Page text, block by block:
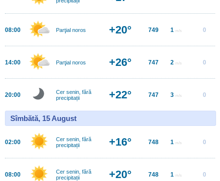
08:00 Parţial noros +20° 749 1 m/s 0
14:00 Parţial noros +26° 747 2 m/s 0
20:00
Cer senin, fără
precipitații
+22° 747 3 m/s 0
Sîmbătă, 15 August
02:00
Cer senin, fără
precipitații
+16° 748 1 m/s 0
08:00
Cer senin, fără
precipitații
+20° 748 1 m/s 0